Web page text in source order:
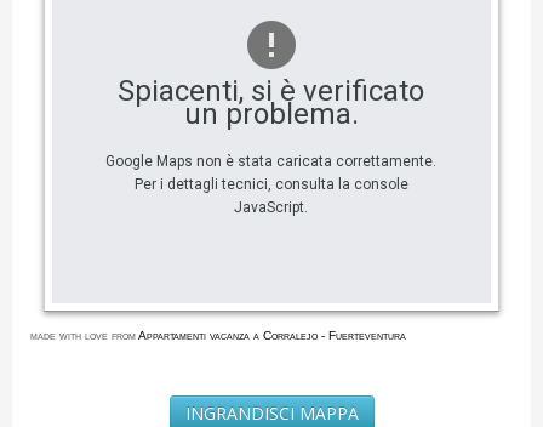
Spiacenti, si è verificato
un problema.
Google Maps non è stata caricata correttamente.
Per i dettagli tecnici, consulta la console
JavaScript.
made with love fromAppartamenti vacanza a Corralejo - Fuerteventura
INGRANDISCI MAPPA